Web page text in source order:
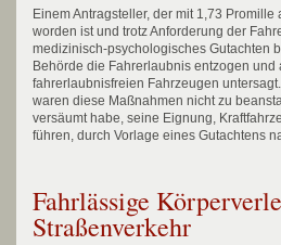
Einem Antragsteller, der mit 1,73
worden ist und trotz Anforderung der
medizinisch-psychologisches Gutachten
Behörde die Fahrerlaubnis entzogen und
fahrerlaubnisfreien Fahrzeugen
waren diese Maßnahmen nicht zu
versäumt habe, seine Eignung,
führen, durch Vorlage eines Gutachtens
Fahrlässige
Straßenverkehr